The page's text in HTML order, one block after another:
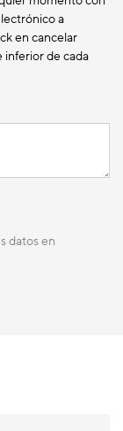
a
en cancelar
inferior de cada
datos en